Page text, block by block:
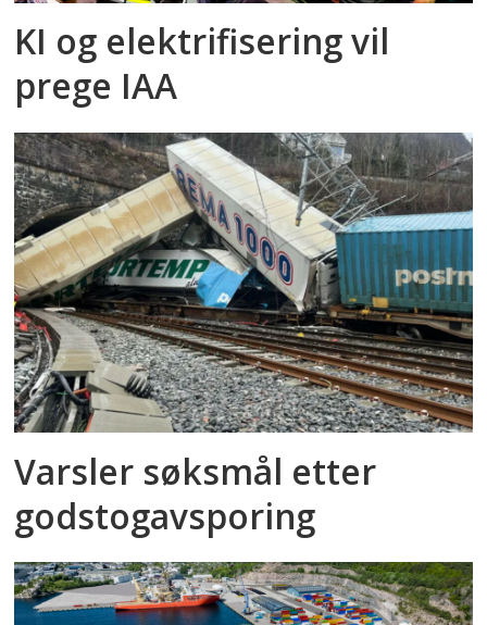
KI og elektrifisering vil
prege IAA
Varsler søksmål etter
godstog­avsporing